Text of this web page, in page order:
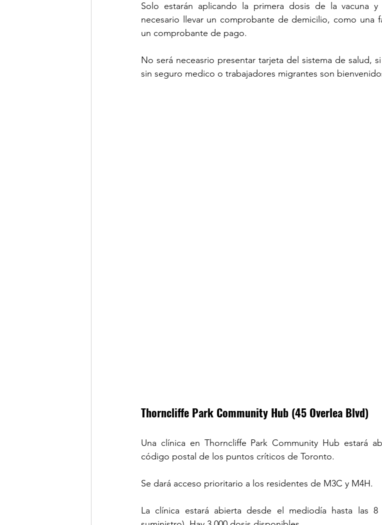
Solo estarán aplicando la primera dosis de la vacuna
necesario llevar un comprobante de demicilio, como una
un comprobante de pago.
No será neceasrio presentar tarjeta del sistema de salud,
sin seguro medico o trabajadores migrantes son
Thorncliffe Park Community Hub (45 Overlea Blvd)
Una clínica en Thorncliffe Park Community Hub estará
código postal de los puntos críticos de Toronto.
Se dará acceso prioritario a los residentes de M3C y M4H.
La clínica estará abierta desde el mediodía hasta las